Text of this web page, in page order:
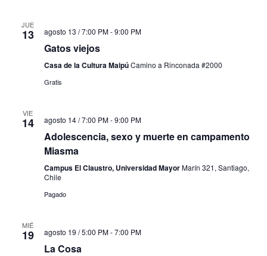
JUE
13 agosto 13 / 7:00 PM-9:00 PM
Gatos viejos
Casa de la Cultura MaipúCamino a Rinconada #2000
Gratis
VIE
14 agosto 14 / 7:00 PM-9:00 PM
Adolescencia, sexo y muerte en campamento
Miasma
Campus El Claustro, Universidad MayorMarín 321, Santiago,
Chile
Pagado
MIÉ
19 agosto 19 / 5:00 PM-7:00 PM
La Cosa